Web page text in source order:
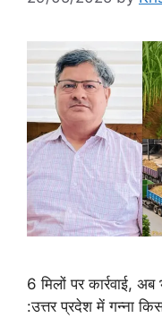
6 मिलों पर कार्रवाई,
:उत्तर प्रदेश में गन्ना